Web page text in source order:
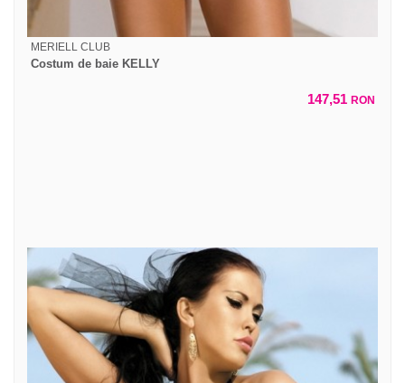
MERIELL CLUB
Costum de baie KELLY
147,51 RON